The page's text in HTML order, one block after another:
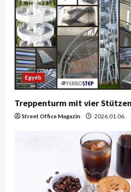
Egyéb
Treppenturm mit vier
Street Office Magazin 2026.01.06.